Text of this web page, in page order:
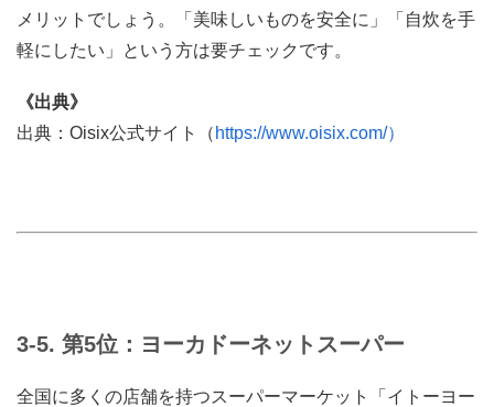
メリットでしょう。「美味しいものを安全に」「自炊を手
軽にしたい」という方は要チェックです。
《出典》
出典：Oisix公式サイト（ https://www.oisix.com/）
3-5. 第5位：ヨーカドーネットスーパー
全国に多くの店舗を持つスーパーマーケット「イトーヨー